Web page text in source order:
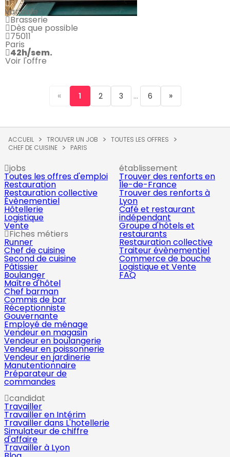
variable
Brasserie
Dès que possible
75011
Paris
42h/sem.
Voir l'offre
« 1 2 3 ... 6 »
ACCUEIL TROUVER UN JOB
TOUTES LES OFFRES
CHEF DE CUISINE
PARIS
jobs
Toutes les offres d'emploi
Restauration
Restauration collective
Évènementiel
Hôtellerie
Logistique
Vente
Fiches métiers
Runner
Chef de cuisine
Second de cuisine
Pâtissier
Boulanger
Maître d'hôtel
Chef barman
Commis de bar
Réceptionniste
Gouvernante
Employé de ménage
Vendeur en magasin
Vendeur en boulangerie
Vendeur en poissonnerie
Vendeur en jardinerie
Manutentionnaire
Préparateur de
commandes
établissement
Trouver des renforts en
Île-de-France
Trouver des renforts à
Lyon
Café et restaurant
indépendant
Groupe d'hôtels et
restaurants
Restauration collective
Traiteur évènementiel
Commerce de bouche
Logistique et Vente
FAQ
candidat
Travailler
Travailler en Intérim
Travailler dans L'hotellerie
Simulateur de chiffre
d'affaire
Travailler à Lyon